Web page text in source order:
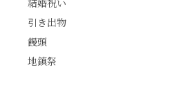
こです。次はあなたを
🚕✨ #京都西山旅感 #京
都西山 #おもてなしタク
引き出物
饅頭
地鎮祭